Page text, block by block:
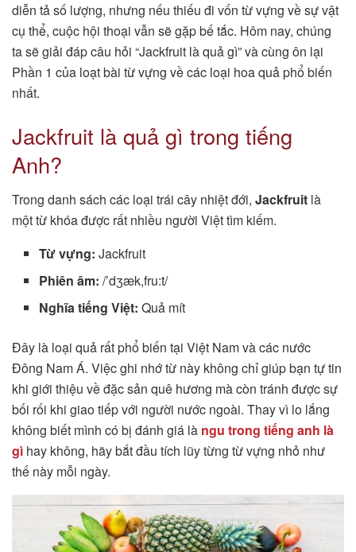
diễn tả số lượng, nhưng nếu thiếu đi vốn từ vựng về sự vật
cụ thể, cuộc hội thoại vẫn sẽ gặp bế tắc. Hôm nay, chúng
ta sẽ giải đáp câu hỏi “Jackfruit là quả gì” và cùng ôn lại
Phần 1 của loạt bài từ vựng về các loại hoa quả phổ biến
nhất.
Jackfruit là quả gì trong tiếng
Anh?
Trong danh sách các loại trái cây nhiệt đới, Jackfruit là
một từ khóa được rất nhiều người Việt tìm kiếm.
Từ vựng: Jackfruit
Phiên âm: /’dʒæk,fru:t/
Nghĩa tiếng Việt: Quả mít
Đây là loại quả rất phổ biến tại Việt Nam và các nước
Đông Nam Á. Việc ghi nhớ từ này không chỉ giúp bạn tự tin
khi giới thiệu về đặc sản quê hương mà còn tránh được sự
bối rối khi giao tiếp với người nước ngoài. Thay vì lo lắng
không biết mình có bị đánh giá là ngu trong tiếng anh là
gì hay không, hãy bắt đầu tích lũy từng từ vựng nhỏ như
thế này mỗi ngày.